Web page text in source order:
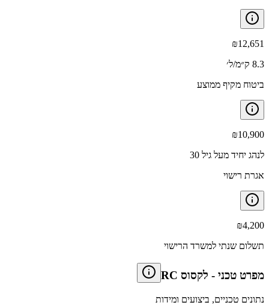
₪12,651
8.3 ק״מ/ל׳
ביטוח מקיף ממוצע
₪10,900
לנהג יחיד מעל גיל 30
אגרת רישוי
₪4,200
תשלום שנתי למשרד הרישוי
מפרט טכני - לקסוס RC
נתונים טכניים, ביצועים ומידות